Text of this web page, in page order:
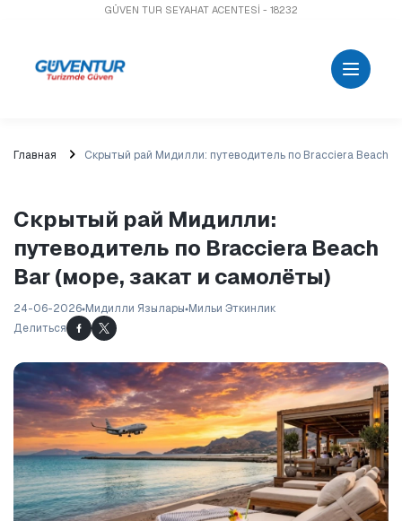
GÜVEN TUR SEYAHAT ACENTESİ - 18232
Главная Скрытый рай Мидилли: путеводитель по Bracciera Beach
Скрытый рай Мидилли:
путеводитель по Bracciera Beach
Bar (море, закат и самолёты)
24-06-2026 Мидилли Язылары Мильи Эткинлик
Делиться